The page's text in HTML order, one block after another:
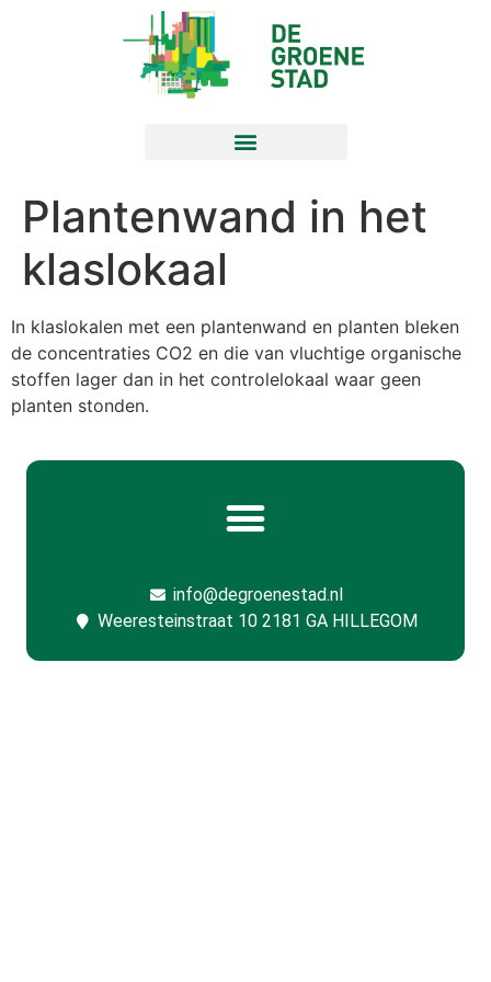
Plantenwand in het
klaslokaal
In klaslokalen met een plantenwand en planten bleken
de concentraties CO2 en die van vluchtige organische
stoffen lager dan in het controlelokaal waar geen
planten stonden.
info@degroenestad.nl
Weeresteinstraat 10 2181 GA HILLEGOM